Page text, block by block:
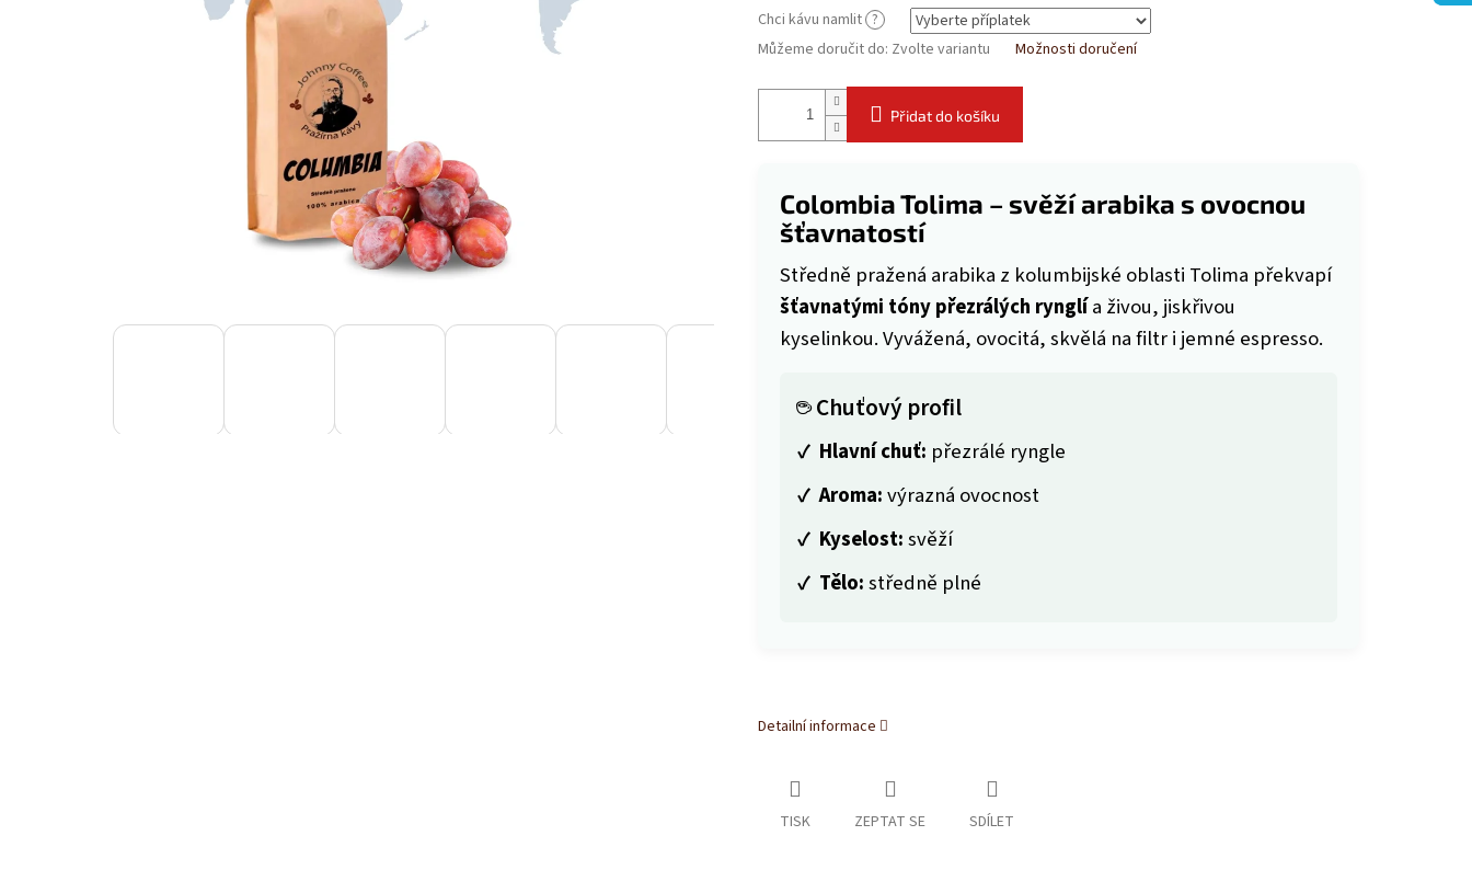
Chci kávu namlit ?
Můžeme doručit do: Zvolte variantu Možnosti doručení
Přidat do košíku
Colombia Tolima – svěží arabika s ovocnou
šťavnatostí
Středně pražená arabika z kolumbijské oblasti Tolima překvapí
šťavnatými tóny přezrálých rynglía živou, jiskřivou
kyselinkou. Vyvážená, ovocitá, skvělá na filtr i jemné espresso.
☕ Chuťový profil
✓ Hlavní chuť: přezrálé ryngle
✓ Aroma:výrazná ovocnost
✓ Kyselost:svěží
✓ Tělo:středně plné
Detailní informace
TISK ZEPTAT SE SDÍLET